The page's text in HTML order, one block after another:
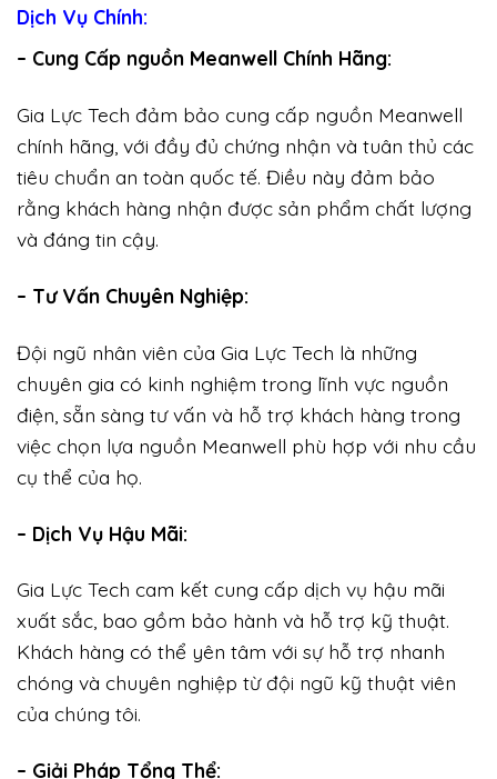
Dịch Vụ Chính:
– Cung Cấp nguồn Meanwell Chính Hãng:
Gia Lực Tech đảm bảo cung cấp nguồn Meanwell
chính hãng, với đầy đủ chứng nhận và tuân thủ các
tiêu chuẩn an toàn quốc tế. Điều này đảm bảo
rằng khách hàng nhận được sản phẩm chất lượng
và đáng tin cậy.
– Tư Vấn Chuyên Nghiệp:
Đội ngũ nhân viên của Gia Lực Tech là những
chuyên gia có kinh nghiệm trong lĩnh vực nguồn
điện, sẵn sàng tư vấn và hỗ trợ khách hàng trong
việc chọn lựa nguồn Meanwell phù hợp với nhu cầu
cụ thể của họ.
– Dịch Vụ Hậu Mãi:
Gia Lực Tech cam kết cung cấp dịch vụ hậu mãi
xuất sắc, bao gồm bảo hành và hỗ trợ kỹ thuật.
Khách hàng có thể yên tâm với sự hỗ trợ nhanh
chóng và chuyên nghiệp từ đội ngũ kỹ thuật viên
của chúng tôi.
– Giải Pháp Tổng Thể: